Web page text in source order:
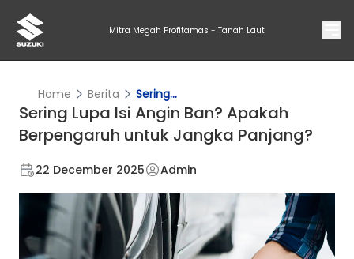
Mitra Megah Profitamas - Tanah Laut
Home Berita Sering...
Sering Lupa Isi Angin Ban? Apakah
Berpengaruh untuk Jangka Panjang?
22 December 2025 Admin